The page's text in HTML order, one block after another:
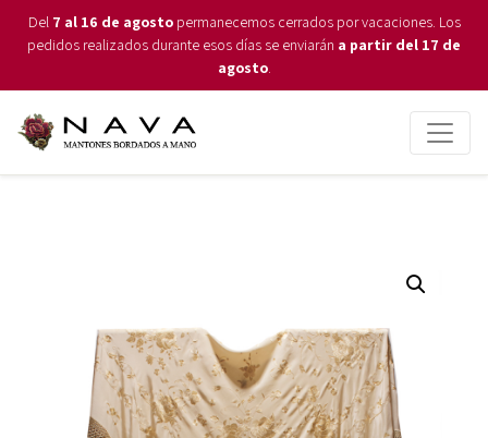
Del 7 al 16 de agostopermanecemos cerrados por vacaciones. Los
pedidos realizados durante esos días se enviarán a partir del 17 de
agosto.